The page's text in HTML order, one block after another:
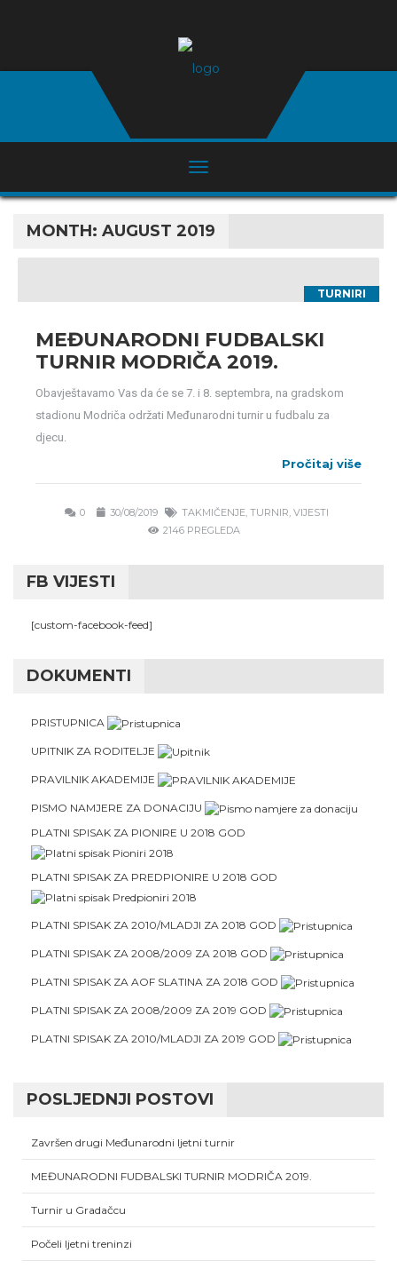
MONTH: AUGUST 2019
TURNIRI
MEĐUNARODNI FUDBALSKI
TURNIR MODRIČA 2019.
Obavještavamo Vas da će se 7. i 8. septembra, na gradskom
stadionu Modriča održati Međunarodni turnir u fudbalu za
djecu.
Pročitaj više
0 30/08/2019 TAKMIČENJE, TURNIR, VIJESTI
2146 PREGLEDA
FB VIJESTI
[custom-facebook-feed]
DOKUMENTI
PRISTUPNICA
UPITNIK ZA RODITELJE
PRAVILNIK AKADEMIJE
PISMO NAMJERE ZA DONACIJU
PLATNI SPISAK ZA PIONIRE U 2018 GOD
PLATNI SPISAK ZA PREDPIONIRE U 2018 GOD
PLATNI SPISAK ZA 2010/MLADJI ZA 2018 GOD
PLATNI SPISAK ZA 2008/2009 ZA 2018 GOD
PLATNI SPISAK ZA AOF SLATINA ZA 2018 GOD
PLATNI SPISAK ZA 2008/2009 ZA 2019 GOD
PLATNI SPISAK ZA 2010/MLADJI ZA 2019 GOD
POSLJEDNJI POSTOVI
Završen drugi Međunarodni ljetni turnir
MEĐUNARODNI FUDBALSKI TURNIR MODRIČA 2019.
Turnir u Gradačcu
Počeli ljetni treninzi